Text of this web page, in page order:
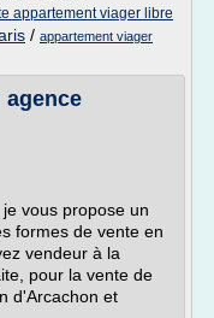
appartement viager libre
/ appartement viager
agence
vous propose un
formes de vente en
vendeur à la
pour la vente de
d'Arcachon et